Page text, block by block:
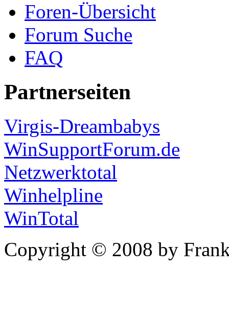
Foren-Übersicht
Forum Suche
FAQ
Partnerseiten
Virgis-Dreambabys
WinSupportForum.de
Netzwerktotal
Winhelpline
WinTotal
Copyright © 2008 by